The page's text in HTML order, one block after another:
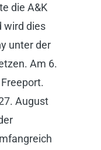
die A&K
wird dies
unter der
Am 6.
August